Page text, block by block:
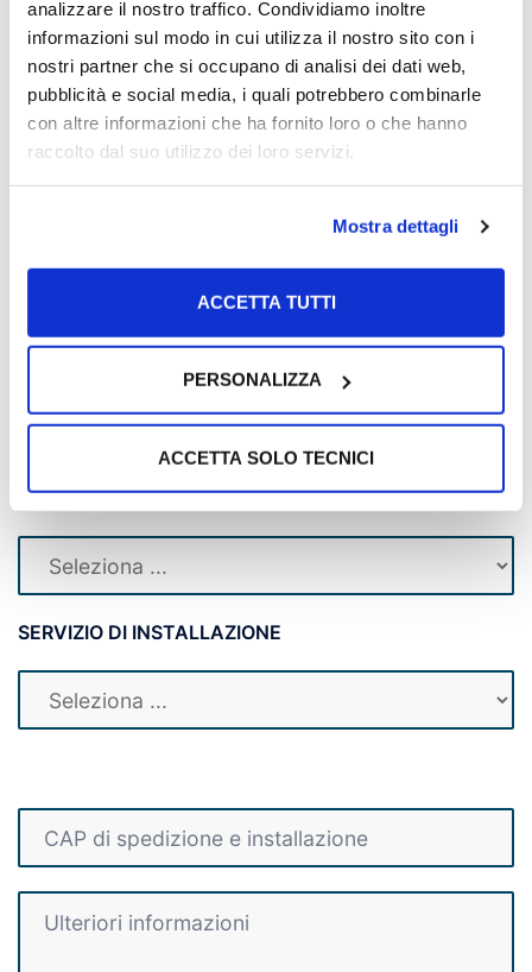
analizzare il nostro traffico. Condividiamo inoltre
informazioni sul modo in cui utilizza il nostro sito con i
nostri partner che si occupano di analisi dei dati web,
pubblicità e social media, i quali potrebbero combinarle
con altre informazioni che ha fornito loro o che hanno
raccolto dal suo utilizzo dei loro servizi.
Mostra dettagli
ACCETTA TUTTI
PERSONALIZZA
ACCETTA SOLO TECNICI
Rettangolare con scala
recessa sul lato lungo
Rettangolare con scala
recessa sul lato corto
personalizzata
(indicare maggiori dettagli nel
ALTEZZA DELLA PISCINA
SERVIZIO DI INSTALLAZIONE